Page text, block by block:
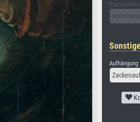
Kein
Aufhängung